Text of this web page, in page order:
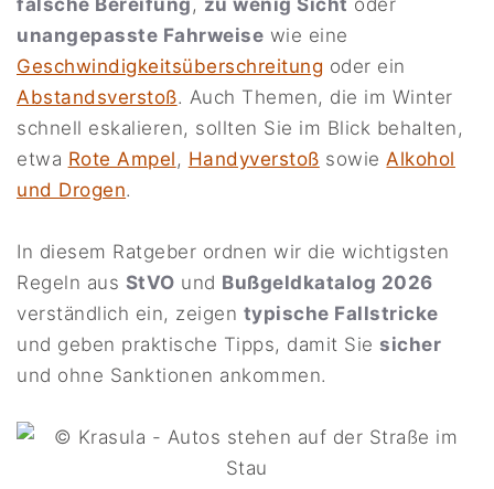
falsche Bereifung, zu wenig Sicht oder
unangepasste Fahrweise wie eine
Geschwindigkeitsüberschreitung oder ein
Abstandsverstoß. Auch Themen, die im Winter
schnell eskalieren, sollten Sie im Blick behalten,
etwa Rote Ampel, Handyverstoß sowieAlkohol
und Drogen.
In diesem Ratgeber ordnen wir die wichtigsten
Regeln aus StVO und Bußgeldkatalog 2026
verständlich ein, zeigen typische Fallstricke
und geben praktische Tipps, damit Siesicher
und ohne Sanktionen ankommen.